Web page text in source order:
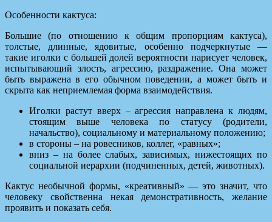
Особенности кактуса:
Большие (по отношению к общим пропорциям кактуса),
толстые, длинные, ядовитые, особенно подчеркнутые —
такие иголки с большей долей вероятности нарисует человек,
испытывающий злость, агрессию, раздражение. Она может
быть выражена в его обычном поведении, а может быть и
скрыта как неприемлемая форма взаимодействия.
Иголки растут вверх – агрессия направлена к людям,
стоящим выше человека по статусу (родители,
начальство), социальному и материальному положению;
в стороны – на ровесников, коллег, «равных»;
вниз – на более слабых, зависимых, нижестоящих по
социальной иерархии (подчиненных, детей, животных).
Кактус необычной формы, «креативный» — это значит, что
человеку свойственна некая демонстративность, желание
проявить и показать себя.